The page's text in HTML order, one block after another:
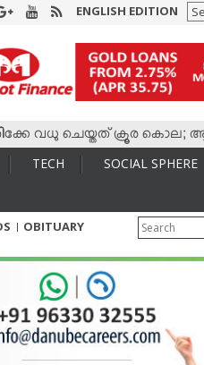
ENGLISH EDITION
വധു ചെയ്തത് ക്രൂര കൊല; ആറു
TECH
SOCIAL SPHERE
OBITUARY